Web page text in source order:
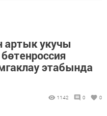
артык укучы
этабында
1142 0 0